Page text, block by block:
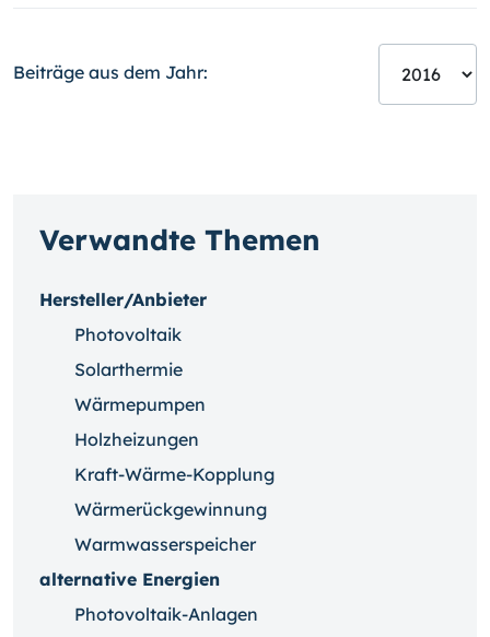
Beiträge aus dem Jahr:
Verwandte Themen
Hersteller/Anbieter
Photovoltaik
Solarthermie
Wärmepumpen
Holzheizungen
Kraft-Wärme-Kopplung
Wärmerückgewinnung
Warmwasserspeicher
alternative Energien
Photovoltaik-Anlagen